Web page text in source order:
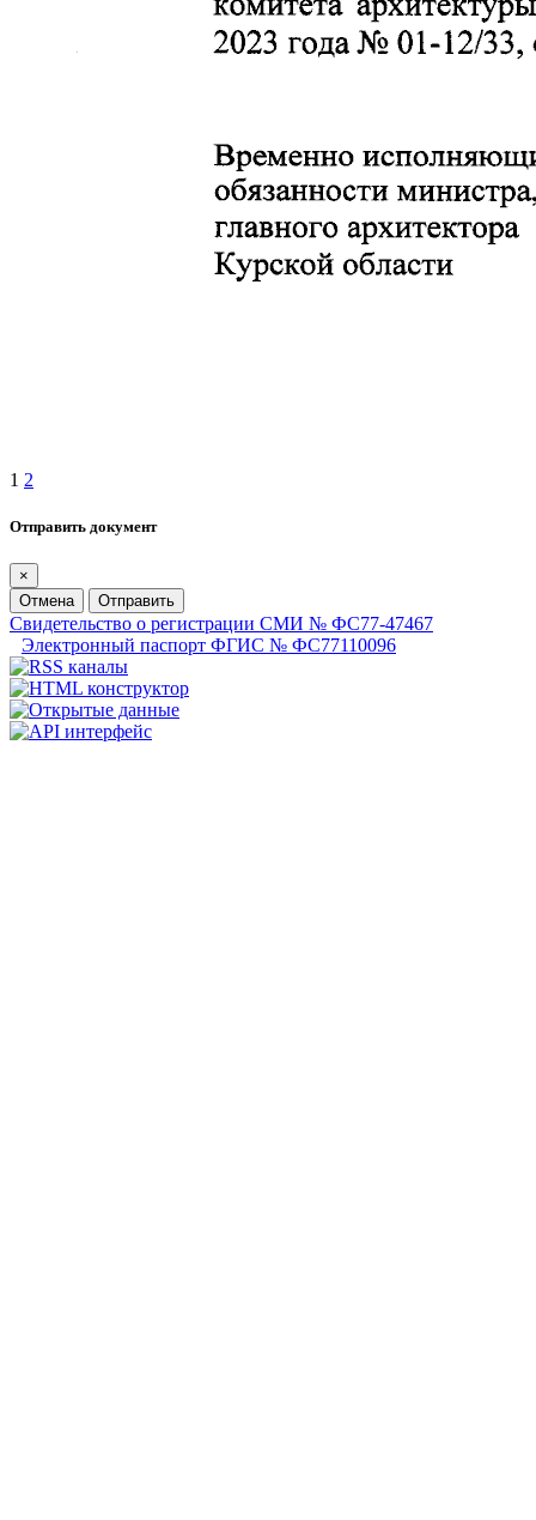
1 2
Отправить документ
×
Отмена
Отправить
Свидетельство о регистрации СМИ № ФС77-47467
Электронный паспорт ФГИС № ФС77110096